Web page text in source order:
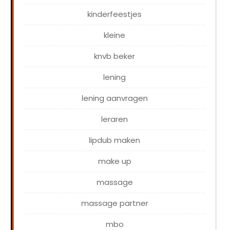
kinderfeestjes
kleine
knvb beker
lening
lening aanvragen
leraren
lipdub maken
make up
massage
massage partner
mbo